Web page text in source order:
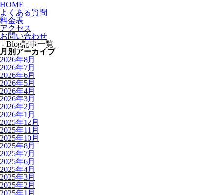
HOME
よくある質問
料金表
アクセス
お問い合わせ
- Blog記事一覧
月別アーカイブ
2026年8月
2026年7月
2026年6月
2026年5月
2026年4月
2026年3月
2026年2月
2026年1月
2025年12月
2025年11月
2025年10月
2025年8月
2025年7月
2025年6月
2025年4月
2025年3月
2025年2月
2025年1月